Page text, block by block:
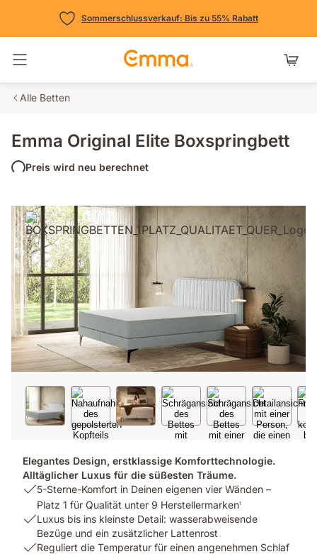
Sommerschlussverkauf: Bis zu 55% Rabatt
Navigation umschalten
Alle Betten
Emma Original Elite Boxspringbett
Preis wird neu berechnet
Elegantes Design, erstklassige Komforttechnologie.
Alltäglicher Luxus für die süßesten Träume.
USP
5-
Sterne-
Komfort
5-Sterne-Komfort in Deinen eigenen vier Wänden –
Platz 1 für Qualität unter 9 Herstellermarken1
USP
Luxus
Luxus bis ins kleinste Detail: wasserabweisende
Bezüge und ein zusätzlicher Lattenrost
USPReguliert die Temperatur für einen angenehmen Schlaf